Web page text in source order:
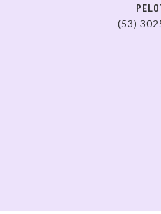
(53)